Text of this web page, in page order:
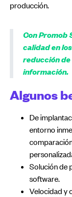
producción.
Con Promob
calidad en
reducción
información.
Algunos
De
entorno
Solución de
software.
Velocidad y